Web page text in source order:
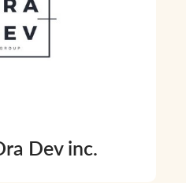
Dev inc.